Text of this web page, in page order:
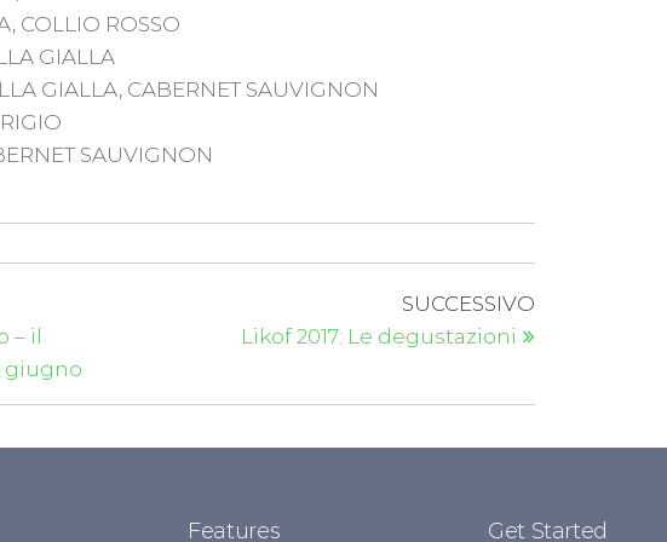
COLLIO ROSSO
GIALLA
GIALLA, CABERNET SAUVIGNON
SAUVIGNON
– il
giugno
SUCCESSIVO
Likof 2017: Le degustazioni
Features Get Started